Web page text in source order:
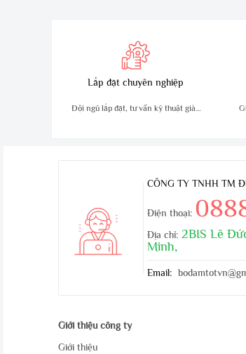
Lắp đặt chuyên nghiệp
Đội ngũ lắp đặt, tư vấn kỹ thuật giàu
CÔNG TY TNHH TM
Điện thoại:
Địa chỉ: 2BIS Lê
Minh,
Email:
Giới thiệu công ty
Giới thiệu